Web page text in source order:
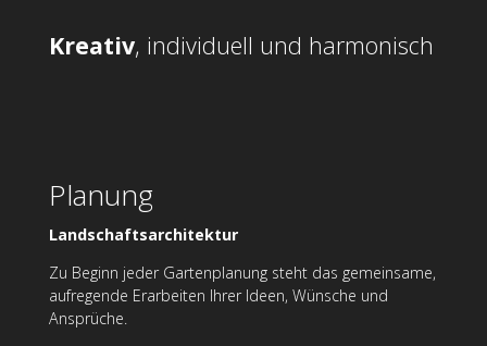
Kreativ, individuell und harmonisch
Planung
Landschaftsarchitektur
Zu Beginn jeder Gartenplanung steht das gemeinsame,
aufregende Erarbeiten Ihrer Ideen, Wünsche und
Ansprüche.